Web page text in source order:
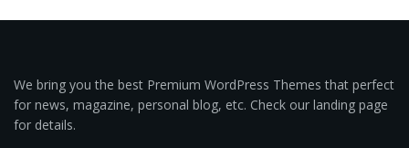
We bring you the best Premium WordPress Themes that perfect
for news, magazine, personal blog, etc. Check our landing page
for details.